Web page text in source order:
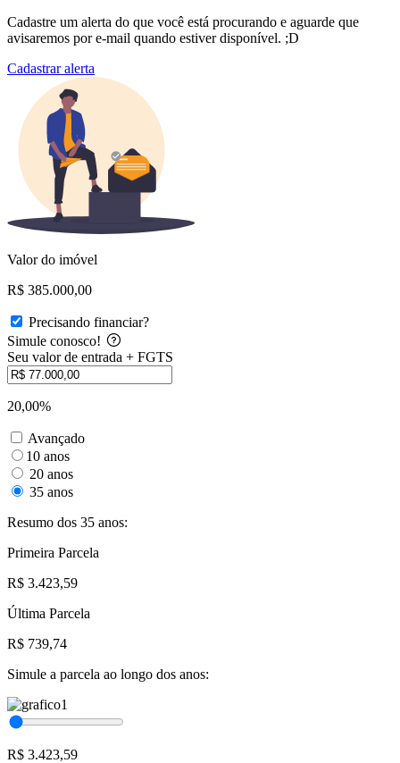
Cadastre um alerta do que você está procurando e aguarde que
avisaremos por e-mail quando estiver disponível. ;D
Cadastrar alerta
Valor do imóvel
R$ 385.000,00
Precisando financiar?
Simule conosco!
Seu valor de entrada + FGTS
20,00%
Avançado
10 anos
20 anos
35 anos
Resumo dos 35 anos:
Primeira Parcela
R$ 3.423,59
Última Parcela
R$ 739,74
Simule a parcela ao longo dos anos:
R$ 3.423,59